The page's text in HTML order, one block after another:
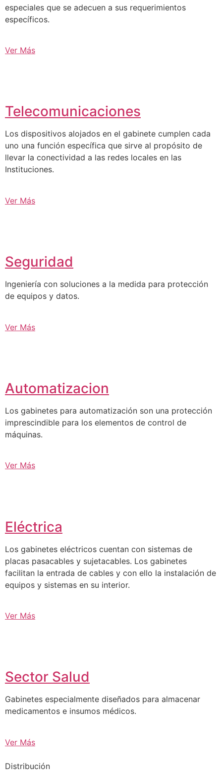
especiales que se adecuen a sus requerimientos
específicos.
Ver Más
Telecomunicaciones
Los dispositivos alojados en el gabinete cumplen cada
uno una función específica que sirve al propósito de
llevar la conectividad a las redes locales en las
Instituciones.
Ver Más
Seguridad
Ingeniería con soluciones a la medida para protección
de equipos y datos.
Ver Más
Automatizacion
Los gabinetes para automatización son una protección
imprescindible para los elementos de control de
máquinas.
Ver Más
Eléctrica
Los gabinetes eléctricos cuentan con sistemas de
placas pasacables y sujetacables. Los gabinetes
facilitan la entrada de cables y con ello la instalación de
equipos y sistemas en su interior.
Ver Más
Sector Salud
Gabinetes especialmente diseñados para almacenar
medicamentos e insumos médicos.
Ver Más
Distribución